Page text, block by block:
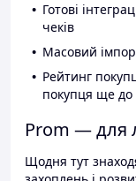
Готові
чеків
Масовий
Рейтинг
покупця ще до
Prom — для
Щодня тут